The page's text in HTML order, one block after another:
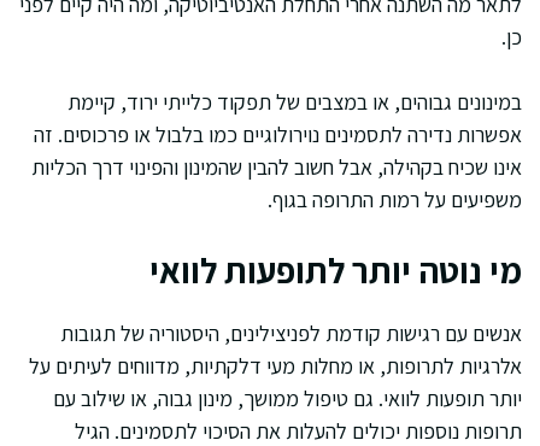
כן.
במינונים גבוהים, או במצבים של תפקוד כלייתי ירוד, קיימת
אפשרות נדירה לתסמינים נוירולוגיים כמו בלבול או פרכוסים. זה
אינו שכיח בקהילה, אבל חשוב להבין שהמינון והפינוי דרך הכליות
משפיעים על רמות התרופה בגוף.
מי נוטה יותר לתופעות לוואי
אנשים עם רגישות קודמת לפניצילינים, היסטוריה של תגובות
אלרגיות לתרופות, או מחלות מעי דלקתיות, מדווחים לעיתים על
יותר תופעות לוואי. גם טיפול ממושך, מינון גבוה, או שילוב עם
תרופות נוספות יכולים להעלות את הסיכוי לתסמינים. הגיל